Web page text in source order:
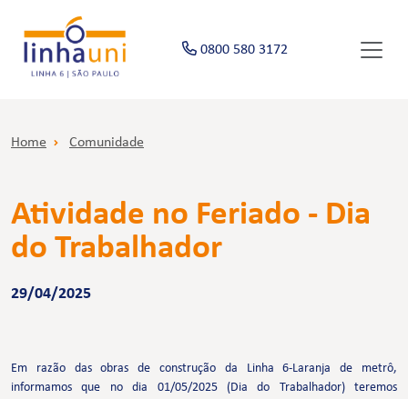
0800 580 3172
Home Comunidade
Atividade no Feriado - Dia
do Trabalhador
29/04/2025
Em razão das obras de construção da Linha 6-Laranja de metrô,
informamos que no dia 01/05/2025 (Dia do Trabalhador) teremos